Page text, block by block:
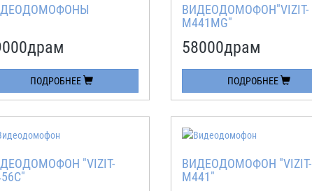
драм
ПОДРОБНЕЕ
ВИДЕОДОМОФОН"VIZIT-
M441MG"
58000драм
ПОДРОБНЕЕ
"VIZIT-
ВИДЕОДОМОФОН "VIZIT-
M441"